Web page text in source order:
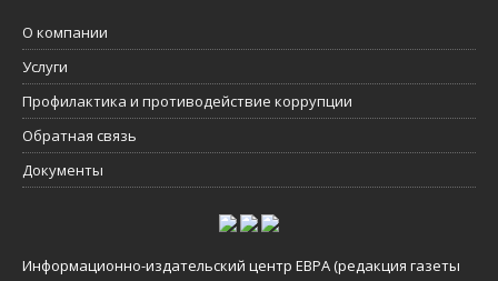
О компании
Услуги
Профилактика и противодействие коррупции
Обратная связь
Документы
Информационно-издательский центр ЕВРА (редакция газеты